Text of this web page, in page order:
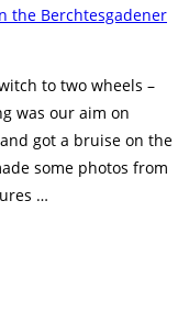
the Berchtesgadener
to two wheels –
was our aim on
got a bruise on the
some photos from
…